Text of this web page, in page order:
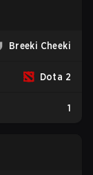
Breeki Cheeki
Dota 2
1